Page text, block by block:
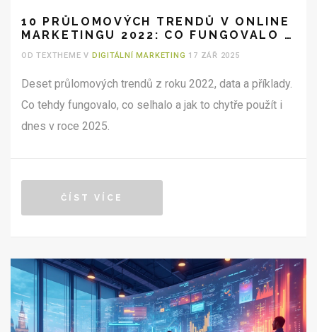
10 PRŮLOMOVÝCH TRENDŮ V ONLINE
MARKETINGU 2022: CO FUNGOVALO A
JAK Z TOHO TĚŽIT V ROCE 2025
OD TEXTHEME V DIGITÁLNÍ MARKETING 17 ZÁŘ 2025
Deset průlomových trendů z roku 2022, data a příklady.
Co tehdy fungovalo, co selhalo a jak to chytře použít i
dnes v roce 2025.
ČÍST VÍCE